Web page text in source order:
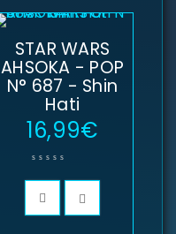
STAR WARS
AHSOKA - POP
N° 687 - Shin
Hati
16,99€